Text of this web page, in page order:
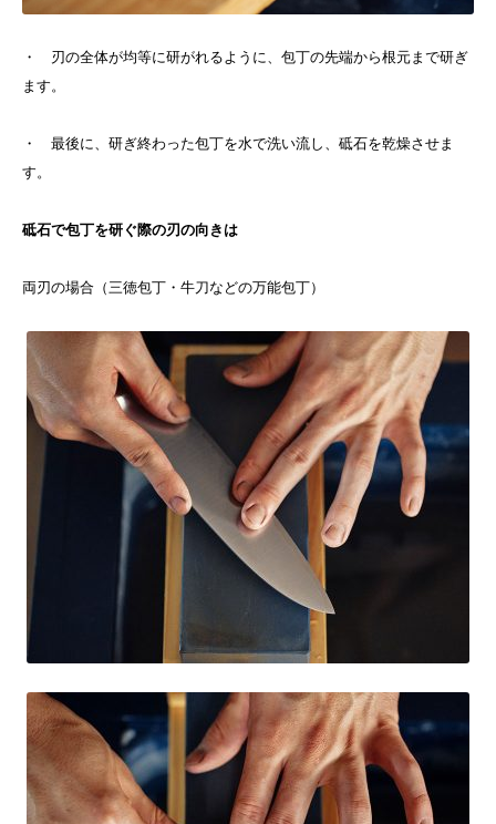
・ 刃の全体が均等に研がれるように、包丁の先端から根元まで研ぎ
ます。
・ 最後に、研ぎ終わった包丁を水で洗い流し、砥石を乾燥させま
す。
砥石で包丁を研ぐ際の刃の向きは
両刃の場合（三徳包丁・牛刀などの万能包丁）